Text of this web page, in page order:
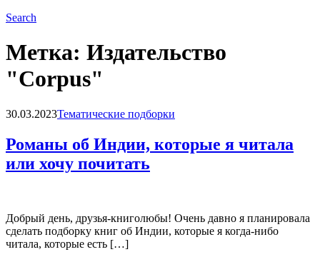
Search
Метка: Издательство
"Corpus"
Blog
30.03.2023Тематические подборки
Романы об Индии, которые я читала
или хочу почитать
Добрый день, друзья-книголюбы! Очень давно я планировала
сделать подборку книг об Индии, которые я когда-нибо
читала, которые есть […]